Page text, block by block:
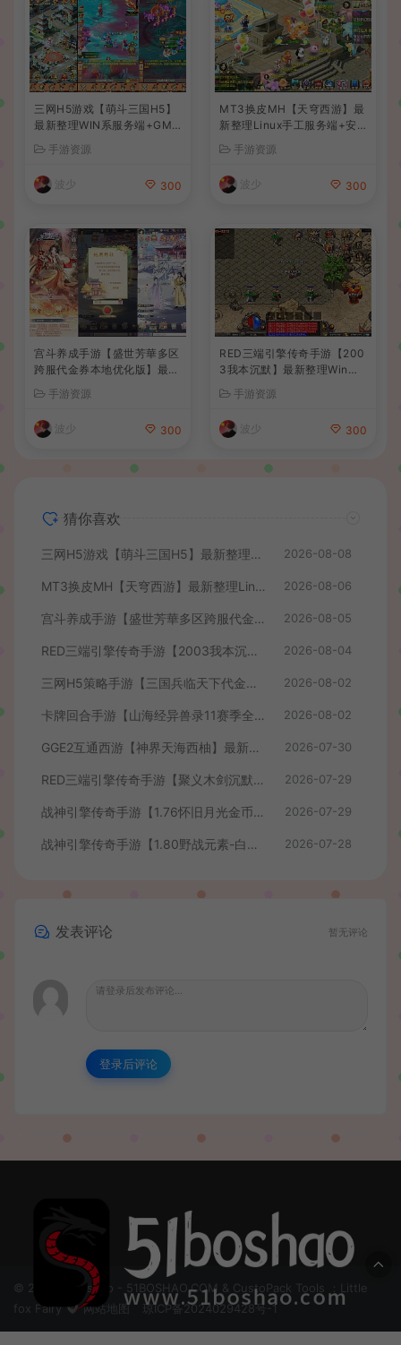
三网H5游戏【萌斗三国H5】
最新整理WIN系服务端+GM
后台+详细搭建教程
手游资源
波少 300
MT3换皮MH【天穹西游】最
新整理Linux手工服务端+安
卓苹果双端+GM后台+详细搭
建教程+全套源码+视频教程
手游资源
波少 300
宫斗养成手游【盛世芳華多区
跨服代金券本地优化版】最新
整理单机一键即玩端+Linux
手工服务端+CDK授权后台
+安卓+详细搭建教程
手游资源
波少 300
RED三端引擎传奇手游【200
3我本沉默】最新整理Win系
服务端+安卓苹果PC三端+详
细搭建教程
手游资源
波少 300
猜你喜欢
三网H5游戏【萌斗三国H5】最新整理WIN系服务端+GM后台+详细搭建教程 2026-08-08
MT3换皮MH【天穹西游】最新整理Linux手工服务端+安卓苹果双端+GM后台+详细搭建教程+全套源码+视频教程 2026-08-06
宫斗养成手游【盛世芳華多区跨服代金券本地优化版】最新整理单机一键即玩端+Linux手工服务端+CDK授权后台+安卓+详细搭建教程 2026-08-05
RED三端引擎传奇手游【2003我本沉默】最新整理Win系服务端+安卓苹果PC三端+详细搭建教程 2026-08-04
三网H5策略手游【三国兵临天下代金券内购七合修复版】最新整理单机一键即玩镜像端+Linux手工服务端+管理后台+GM授权后台+简易安卓客户端+详细搭建教程+视频教程 2026-08-02
卡牌回合手游【山海经异兽录11赛季全人物代金券内购版】最新整理WIN系服务端+授权GM后台+管理后台+热更修改工具+安卓+详细搭建教程 2026-08-02
GGE2互通西游【神界天海西柚】最新整理Win系服务端+安卓苹果PC三端+内置GM工具+全套源码+详细搭建教程+视频教程 2026-07-30
RED三端引擎传奇手游【聚义木剑沉默高仿嘟嘟沉默】最新整理Win系服务端+安卓苹果PC三端+详细搭建教程 2026-07-29
战神引擎传奇手游【1.76怀旧月光金币版】最新整理Win系复古服务端+安卓苹果双端+GM授权物品后台+详细搭建教程 2026-07-29
战神引擎传奇手游【1.80野战元素-白猪7.2免授权】最新整理Win系特色服务端+安卓+GM授权物品后台+详细搭建教程 2026-07-28
发表评论 暂无评论
登录后评论
© 2024 51boshao - 51BOSHAO.COM & CustoPack Tools ：Little
fox Fairy
网站地图 琼ICP备2024029428号-1